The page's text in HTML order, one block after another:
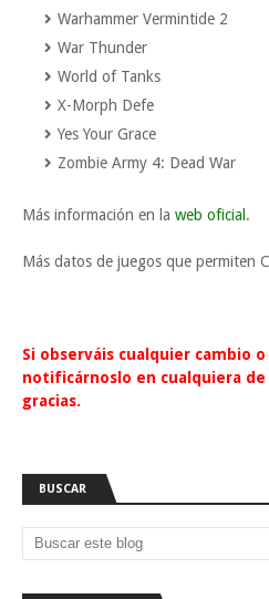
Warhammer Vermintide 2
War Thunder
World of Tanks
X-Morph Defe
Yes Your Grace
Zombie Army 4: Dead War
Más información en la web oficial.
Más datos de juegos que permiten
Si observáis cualquier cambio
notificárnoslo en cualquiera
gracias.
BUSCAR